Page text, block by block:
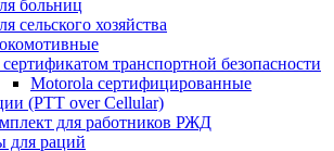
больниц
сельского хозяйства
транспортной безопасности
Motorola сертифицированные
(PTT over Cellular)
для работников РЖД